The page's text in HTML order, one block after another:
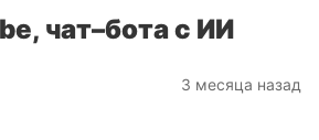
чат–бота с ИИ
3 месяца назад